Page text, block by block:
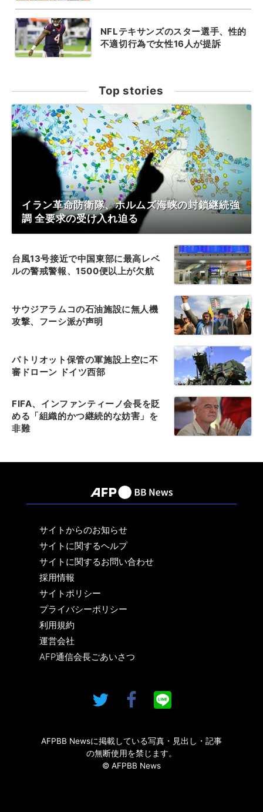
NFLテキサンズのスター選手、性的
不適切行為で女性16人が提訴
Top stories
イラン革命防衛隊、ホルムズ海峡の封鎖継続強
調 全要求の受け入れ迫る
台風13号接近で中国東部に最高レベ
ルの警戒警報、1500便以上が欠航
サウジアラムコの石油施設に無人機
攻撃、フーシ派が声明
パトリオット保管の軍施設上空に不
審ドローン ドイツ西部
FIFA、インファンティーノ会長を貶
める「組織的かつ継続的な妨害」を
非難
サイトからのお知らせ
サイトに関するヘルプ
サイトに関するお問い合わせ
採用情報
サイトポリシー
プライバシーポリシー
利用規約
運営会社
AFP通信会長ごあいさつ
AFPBB Newsに掲載している写真・見出し・記事
の無断使用を禁じます。
© AFPBB News